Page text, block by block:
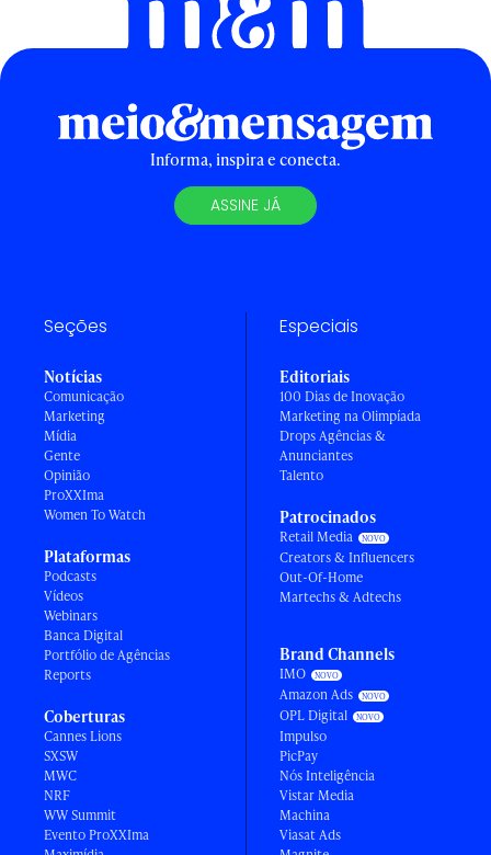
Informa, inspira e conecta.
ASSINE JÁ
Seções
Notícias
Comunicação
Marketing
Mídia
Gente
Opinião
ProXXIma
Women To Watch
Plataformas
Podcasts
Vídeos
Webinars
Banca Digital
Portfólio de Agências
Reports
Coberturas
Cannes Lions
SXSW
MWC
NRF
WW Summit
Evento ProXXIma
Especiais
Editoriais
100 Dias de Inovação
Marketing na Olimpíada
Drops Agências &
Anunciantes
Talento
Patrocinados
Retail Media
Creators & Influencers
Out-Of-Home
Martechs & Adtechs
Brand Channels
IMO
Amazon Ads
OPL Digital
Impulso
PicPay
Nós Inteligência
Vistar Media
Machina
Viasat Ads